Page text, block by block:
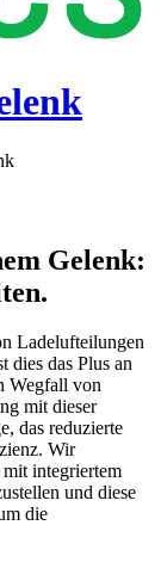
Gelenk:
Ladelufteilungen
dies das Plus an
Wegfall von
mit dieser
das reduzierte
Wir
integriertem
und diese
die